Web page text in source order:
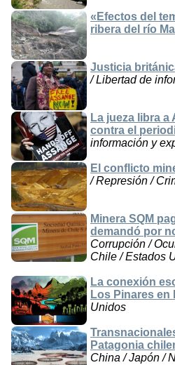
«Efectos del
ribera del río
Justicia
/ Libertad de
La jueza libra
contra el
información y
El conflicto
/ Represión /
Minera SQM
demandó por
Corrupción /
Chile / Estados
La conexión
Los Pinares en
Unidos
Patagonia
China / Japón /